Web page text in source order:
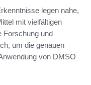
legen nahe,
mit vielfältigen
Forschung und
um die genauen
von DMSO